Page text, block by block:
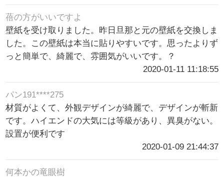
蓓の方がいいですよ
壁紙を受け取りました。昨日旦那と元の壁紙を交換しま
した。この壁紙は本当に貼りやすいです。思ったよりず
っと簡単で、綺麗で、雰囲気がいいです。？
2020-01-11 11:18:55
パン191****275
材質がよくて、外観デザインが綺麗で、デザインが斬新
です。ハイエンドの大気には等級があり、異臭がない。
設置が便利です
2020-01-09 21:44:37
何本かの竜眼樹